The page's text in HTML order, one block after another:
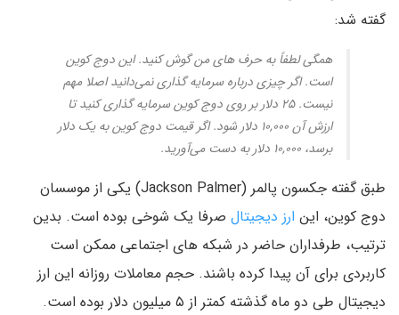
گفته شد:
همگی لطفاً به حرف های من گوش کنید. این دوج کوین
است. اگر چیزی درباره سرمایه گذاری نمی‌دانید اصلا مهم
نیست. ۲۵ دلار بر روی دوج کوین سرمایه گذاری کنید تا
ارزش آن ۱۰,۰۰۰ دلار شود. اگر قیمت دوج کوین به یک دلار
برسد، ۱۰,۰۰۰ دلار به دست می‌آورید.
طبق گفته جکسون پالمر (Jackson Palmer) یکی از موسسان
دوج کوین، این ارز دیجیتال صرفا یک شوخی بوده است. بدین
ترتیب، طرفداران حاضر در شبکه های اجتماعی ممکن است
کاربردی برای آن پیدا کرده باشند. حجم معاملات روزانه این ارز
دیجیتال طی دو ماه گذشته کمتر از ۵ میلیون دلار بوده است.